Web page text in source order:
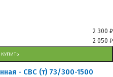
2 300 ₽
2 050 ₽
КУПИТЬ
- СВС (т) 73/300-1500